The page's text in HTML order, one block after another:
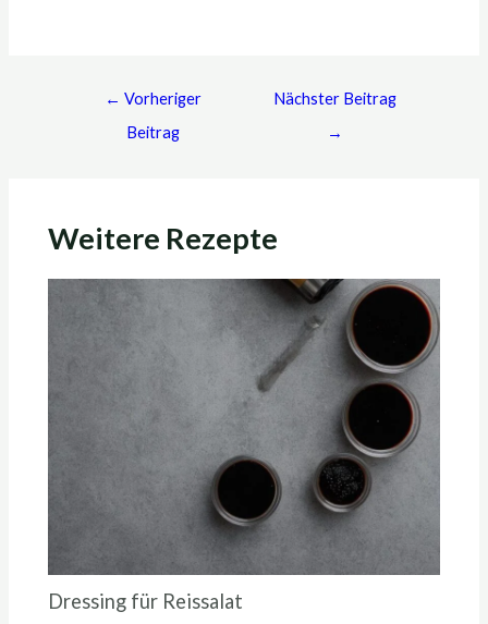
← Vorheriger
Beitrag
Nächster Beitrag
→
Weitere Rezepte
Dressing für Reissalat